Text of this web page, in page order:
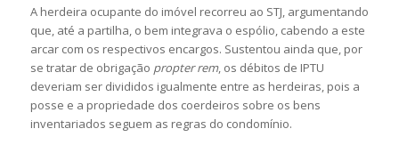
A herdeira ocupante do imóvel recorreu ao STJ, argumentando
que, até a partilha, o bem integrava o espólio, cabendo a este
arcar com os respectivos encargos. Sustentou ainda que, por
se tratar de obrigação propter rem, os débitos de IPTU
deveriam ser divididos igualmente entre as herdeiras, pois a
posse e a propriedade dos coerdeiros sobre os bens
inventariados seguem as regras do condomínio.